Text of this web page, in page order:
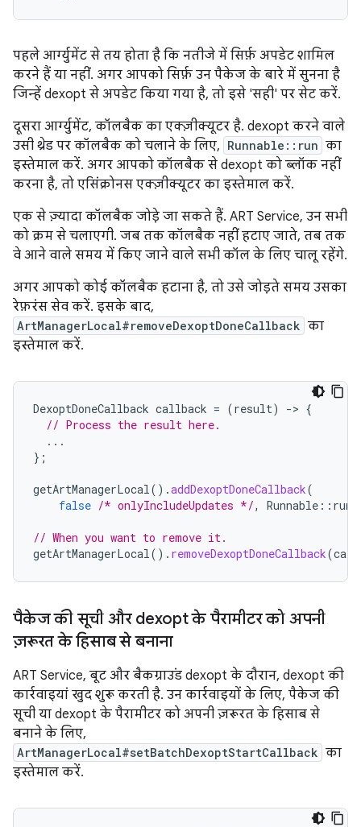
पहले आर्ग्युमेंट से तय होता है कि नतीजे में सिर्फ़ अपडेट शामिल
करने हैं या नहीं. अगर आपको सिर्फ़ उन पैकेज के बारे में सुनना है
जिन्हें dexopt से अपडेट किया गया है, तो इसे 'सही' पर सेट करें.
दूसरा आर्ग्युमेंट, कॉलबैक का एक्ज़ीक्यूटर है. dexopt करने वाले
उसी थ्रेड पर कॉलबैक को चलाने के लिए, Runnable::run का
इस्तेमाल करें. अगर आपको कॉलबैक से dexopt को ब्लॉक नहीं
करना है, तो एसिंक्रोनस एक्ज़ीक्यूटर का इस्तेमाल करें.
एक से ज़्यादा कॉलबैक जोड़े जा सकते हैं. ART Service, उन सभी
को क्रम से चलाएगी. जब तक कॉलबैक नहीं हटाए जाते, तब तक
वे आने वाले समय में किए जाने वाले सभी कॉल के लिए चालू रहेंगे.
अगर आपको कोई कॉलबैक हटाना है, तो उसे जोड़ते समय उसका
रेफ़रंस सेव करें. इसके बाद,
ArtManagerLocal#removeDexoptDoneCallback का
इस्तेमाल करें.
DexoptDoneCallback callback = (result) -> {
// Process the result here.
...
};
getArtManagerLocal().addDexoptDoneCallback(
false /* onlyIncludeUpdates */, Runnable :: run
// When you want to remove it.
getArtManagerLocal(). removeDexoptDoneCallback(
पैकेज की सूची और dexopt के पैरामीटर को अपनी
ज़रूरत के हिसाब से बनाना
ART Service, बूट और बैकग्राउंड dexopt के दौरान, dexopt की
कार्रवाइयां खुद शुरू करती है. उन कार्रवाइयों के लिए, पैकेज की
सूची या dexopt के पैरामीटर को अपनी ज़रूरत के हिसाब से
बनाने के लिए,
ArtManagerLocal#setBatchDexoptStartCallback का
इस्तेमाल करें.